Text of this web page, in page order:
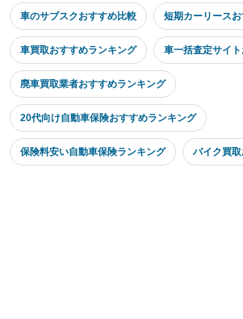
車のサブスクおすすめ比較 短期カーリース
車買取おすすめランキング 車一括査定サイ
廃車買取業者おすすめランキング
20代向け自動車保険おすすめランキング
保険料安い自動車保険ランキング バイク買